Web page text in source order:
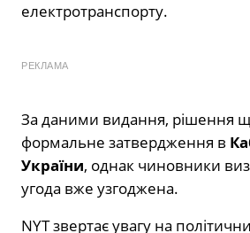
електротранспорту.
РЕКЛАМА
За даними видання, рішення
формальне затвердження в
України, однак чиновники
угода вже узгоджена.
NYT звертає увагу на